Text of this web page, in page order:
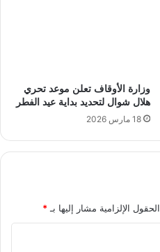
وزارة الأوقاف تعلن موعد تحري
هلال شوال لتحديد بداية عيد الفطر
18 مارس 2026
الحقول الإلزامية مشار إليها بـ *